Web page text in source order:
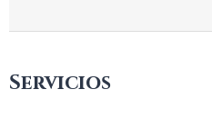
Servicios